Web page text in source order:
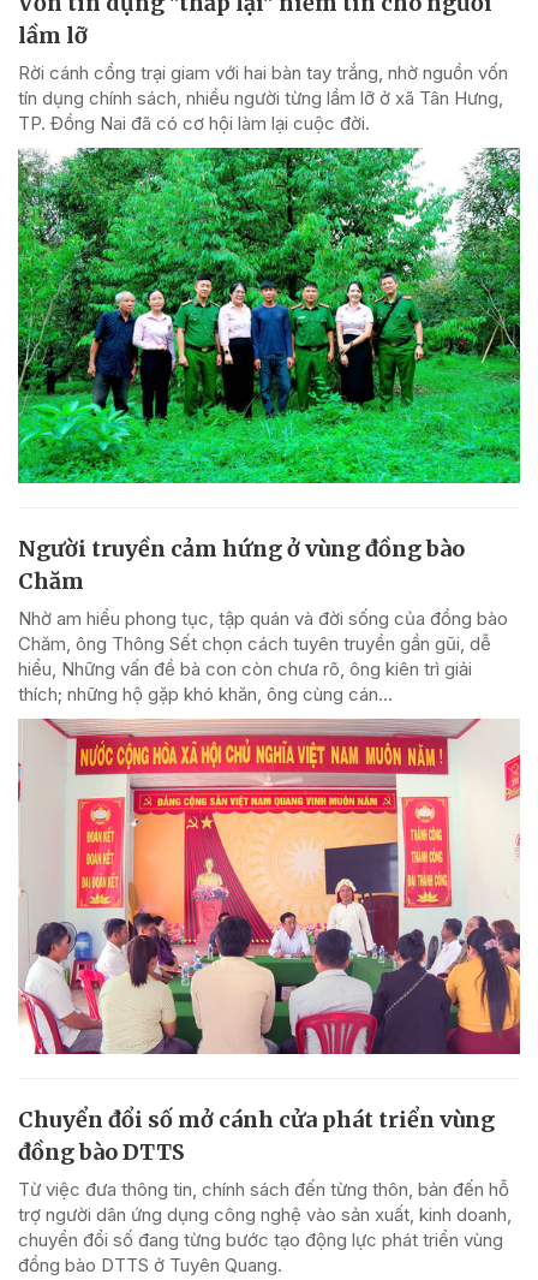
lầm lỡ
Rời cánh cổng trại giam với hai bàn tay trắng, nhờ nguồn vốn
tín dụng chính sách, nhiều người từng lầm lỡ ở xã Tân Hưng,
TP. Đồng Nai đã có cơ hội làm lại cuộc đời.
Người truyền cảm hứng ở vùng đồng bào
Chăm
Nhờ am hiểu phong tục, tập quán và đời sống của đồng bào
Chăm, ông Thông Sết chọn cách tuyên truyền gần gũi, dễ
hiểu, Những vấn đề bà con còn chưa rõ, ông kiên trì giải
thích; những hộ gặp khó khăn, ông cùng cán...
Chuyển đổi số mở cánh cửa phát triển vùng
đồng bào DTTS
Từ việc đưa thông tin, chính sách đến từng thôn, bản đến hỗ
trợ người dân ứng dụng công nghệ vào sản xuất, kinh doanh,
chuyển đổi số đang từng bước tạo động lực phát triển vùng
đồng bào DTTS ở Tuyên Quang.